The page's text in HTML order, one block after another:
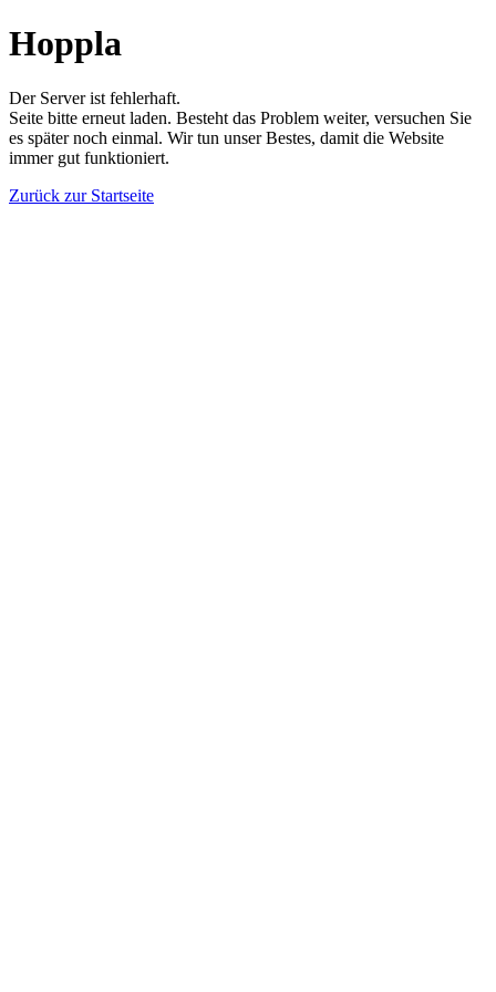
Hoppla
Der Server ist fehlerhaft.
Seite bitte erneut laden. Besteht das Problem weiter, versuchen Sie
es später noch einmal. Wir tun unser Bestes, damit die Website
immer gut funktioniert.
Zurück zur Startseite